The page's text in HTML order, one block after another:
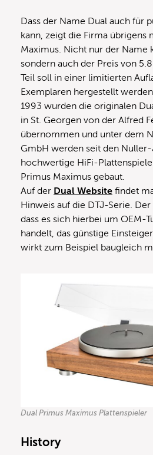
Dass der Name Dual auch für
kann, zeigt die Firma übrigens
Maximus. Nicht nur der Name
sondern auch der Preis von
Teil soll in einer limitierten
Exemplaren hergestellt
1993 wurden die originalen
in St. Georgen von der Alfred
übernommen und unter dem
GmbH werden seit den
hochwertige HiFi-
Primus Maximus gebaut.
Auf der Dual Website findet
Hinweis auf die DTJ-Serie.
dass es sich hierbei um OEM-
handelt, das günstige
wirkt zum Beispiel baugleich
Dual Primus Maximus Plattenspieler
History